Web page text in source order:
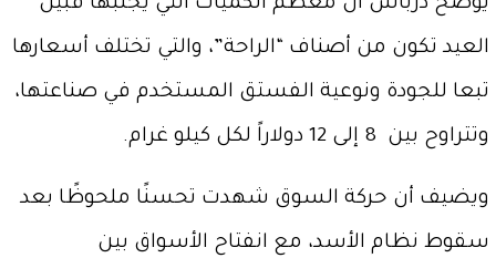
يوضح درباس أن معظم الكميات التي يجلبها قبيل
العيد تكون من أصناف “الراحة”، والتي تختلف أسعارها
تبعا للجودة ونوعية الفستق المستخدم في صناعتها،
وتتراوح بين 8 إلى 12 دولاراً لكل كيلو غرام.
ويضيف أن حركة السوق شهدت تحسنًا ملحوظًا بعد
سقوط نظام الأسد، مع انفتاح الأسواق بين